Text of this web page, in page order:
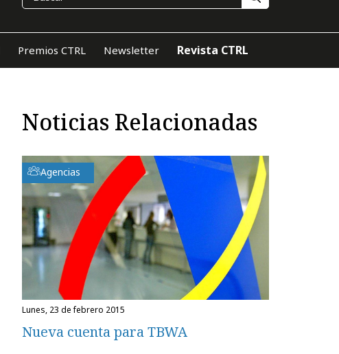
Premios CTRL Newsletter Revista CTRL
Noticias Relacionadas
Agencias
lunes, 23 de febrero 2015
Nueva cuenta para TBWA